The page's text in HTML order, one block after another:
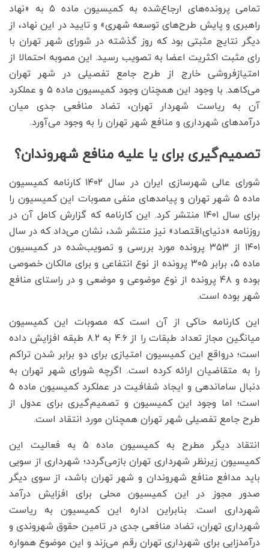
تمامی پرونده‌‌‌های ارجاع‌شده به کمیسیون ماده ۵ به «نهاد
راهبری و پایش طرح‌‌‌های توسعه شهری» و تایید در این نهاد، از
دیگر نتایج مثبتی بود که روز گذشته در شورای شهر تهران با
رای مثبت اکثریت اعضا به تصویب رسید. این مصوبه احتمالا از
امتیازفروشی خارج از طرح جامع تفصیلی در شهر تهران
می‌‌‌کاهد. با وجود این همچنان وجود کمیسیون ماده ۵ و عملکرد
آن به ریاست شهردار تهران، تضاد منافعی جدی میان
درآمدهای شهرداری و منافع شهر تهران را به وجود می‌‌‌آورد.
تصمیم‌گیری برای یا علیه منافع شهروندان؟
شورای عالی شهرسازی ایران در سال ۱۴۰۲ کارنامه کمیسیون
ماده ۵ شهر تهران و پیامدهای منفی مصوبات این کمیسیون را
برای سال ۱۴۰۱ منتشر کرد. این کارنامه که گزارش کامل آن در
روزنامه «دنیای‌اقتصاد» نیز منتشر شد، نشان می‌‌‌داد که در سال
۱۴۰۱ از ۳۵۳ پرونده مورد بررسی و تصویب‌شده در کمیسیون
ماده ۵، برابر ۳۰۵ پرونده از نوع انتفاعی و برای مالکان خصوصی
بوده و ۴۸ پرونده از نوع موضوعی و موضعی و در راستای منافع
شهر بوده است.
این کارنامه حاکی از آن است که مصوبات این کمیسیون
میانگین مجاز تعداد طبقات را از ۴.۶ به ۸.۲ طبقه افزایش داده
است؛ درواقع این کمیسیون امتیازی برای دو برابر شدن تراکم
را به متقاضیان ارائه کرده است. اگرچه شورای شهر تهران به
دنبال ساماندهی و ایجاد شفافیت در عملکرد کمیسیون ماده ۵
است؛ اما وجود این کمیسیون و تصمیم‌گیری برای عدول از
طرح جامع تفصیلی شهر تهران همچنان مورد انتقاد است.
انتقاد دیگر مطرح به کمیسیون ماده ۵ به فعالیت این
کمیسیون زیرنظر شهرداری تهران بازمی‌گردد؛ شهرداری از سویی
باید مدافع منافع شهروندان و شهر تهران باشد، از سوی دیگر
صدور مجوز در این کمیسیون محلی برای افزایش درآمد
شهرداری است. بنابراین اداره این کمیسیون به ریاست
شهرداری تهران، تضاد منافعی جدی در تامین حقوق شهروندی و
درآمدزایی برای شهرداری تهران رقم می‌‌‌زند و این موضوع همواره